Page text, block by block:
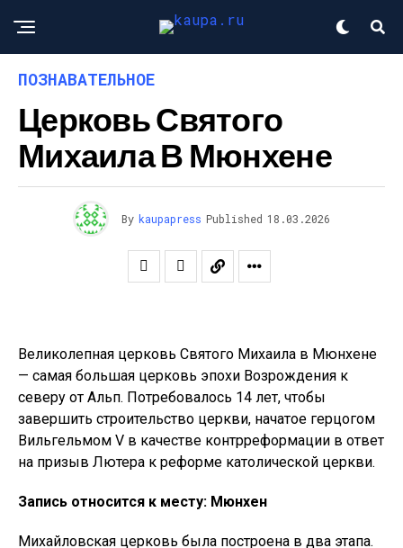
ПОЗНАВАТЕЛЬНОЕ
Церковь Святого
Михаила В Мюнхене
By kaupapress Published 18.03.2026
Великолепная церковь Святого Михаила в Мюнхене
— самая большая церковь эпохи Возрождения к
северу от Альп. Потребовалось 14 лет, чтобы
завершить строительство церкви, начатое герцогом
Вильгельмом V в качестве контрреформации в ответ
на призыв Лютера к реформе католической церкви.
Запись относится к месту: Мюнхен
Михайловская церковь была построена в два этапа.